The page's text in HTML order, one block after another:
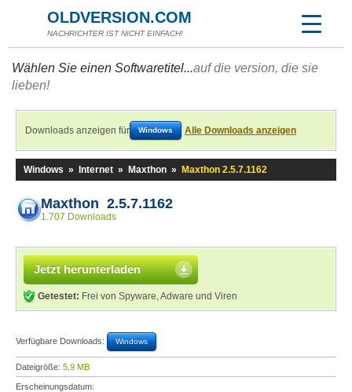
OLDVERSION.COM
NACHRICHTER IST NICHT EINFACH!
Wählen Sie einen Softwaretitel...auf die version, die sie
lieben!
Downloads anzeigen für Windows Alle Downloads anzeigen
Windows » Internet » Maxthon » Maxthon 2.5.7.1162
Maxthon 2.5.7.1162
1.707 Downloads
Jetzt herunterladen
Getestet: Frei von Spyware, Adware und Viren
Verfügbare Downloads: Windows
Dateigröße: 5,9 MB
Erscheinungsdatum: